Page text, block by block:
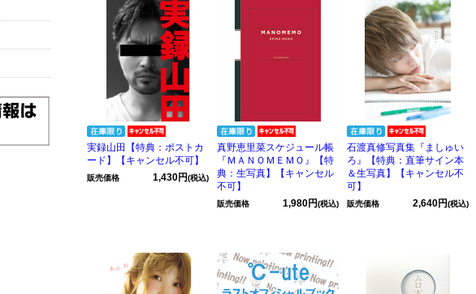
実録山田【特典：ポストカ
ード】【キャンセル不可】
販売価格 1,430円(税込)
真野恵里菜スケジュール帳
『ＭＡＮＯＭＥＭＯ』【特
典：生写真】【キャンセル
不可】
販売価格 1,980円(税込)
石渡真修写真集『ましゅい
ろ』【特典：直筆サイン本
＆生写真】【キャンセル不
可】
販売価格 2,640円(税込)